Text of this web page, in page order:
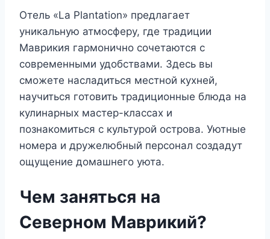
Отель «La Plantation» предлагает
уникальную атмосферу, где традиции
Маврикия гармонично сочетаются с
современными удобствами. Здесь вы
сможете насладиться местной кухней,
научиться готовить традиционные блюда на
кулинарных мастер-классах и
познакомиться с культурой острова. Уютные
номера и дружелюбный персонал создадут
ощущение домашнего уюта.
Чем заняться на
Северном Маврикий?